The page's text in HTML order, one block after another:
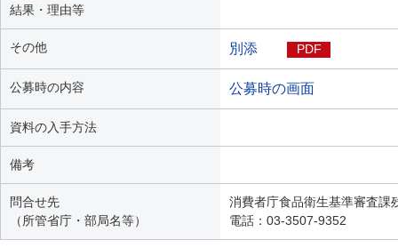
結果・理由等
その他 別添 PDF
公募時の内容 公募時の画面
資料の入手方法
備考
問合せ先
（所管省庁・部局名等）
消費者庁食品衛生基準審査課
電話：03-3507-9352